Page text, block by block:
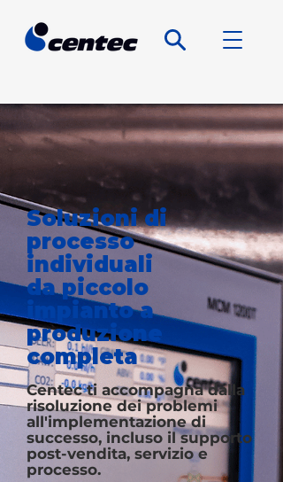
Soluzioni di
processo
individuali
da piccolo
impianto a
produzione
completa
Centec ti accompagna dalla
risoluzione dei problemi
all'implementazione di
successo, incluso il supporto
post-vendita, servizio e
processo.